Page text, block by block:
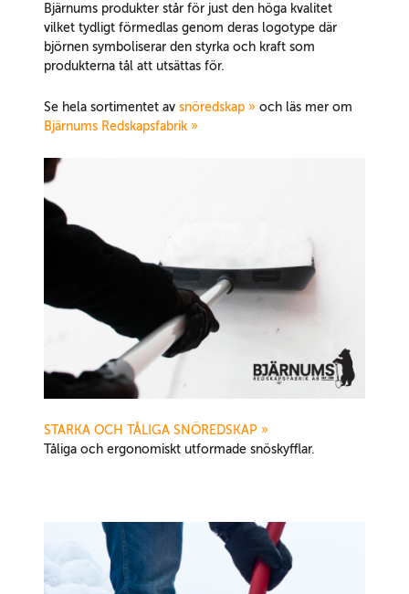
Bjärnums produkter står för just den höga kvalitet
vilket tydligt förmedlas genom deras logotype där
björnen symboliserar den styrka och kraft som
produkterna tål att utsättas för.
Se hela sortimentet av snöredskap » och läs mer om
Bjärnums Redskapsfabrik »
STARKA OCH TÅLIGA SNÖREDSKAP »
Tåliga och ergonomiskt utformade snöskyfflar.